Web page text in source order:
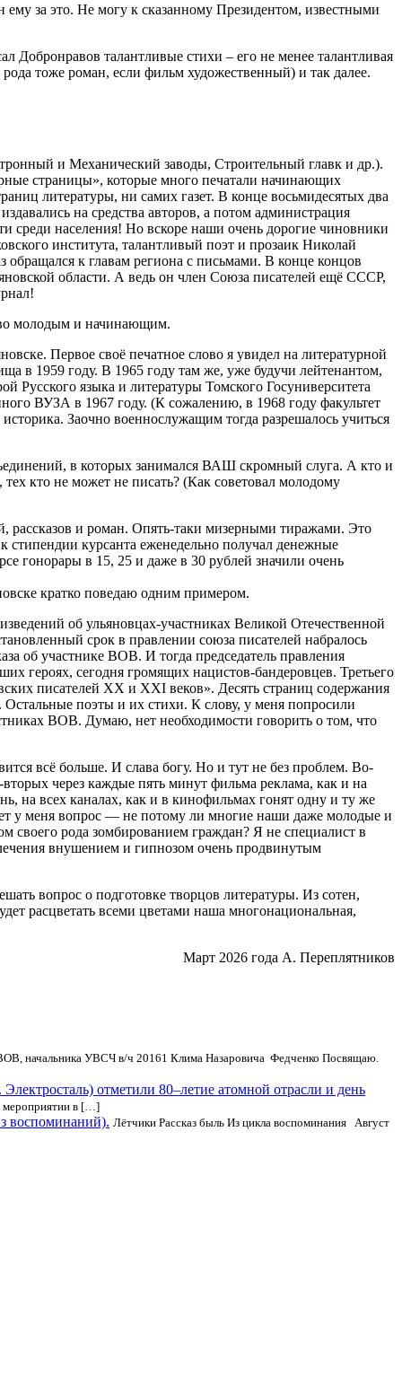
за это. Не могу к сказанному Президентом, известными
Добронравов талантливые стихи – его не менее талантливая
тоже роман, если фильм художественный) и так далее.
и Механический заводы, Строительный главк и др.).
страницы», которые много печатали начинающих
литературы, ни самих газет. В конце восьмидесятых два
на средства авторов, а потом администрация
среди населения! Но вскоре наши очень дорогие чиновники
института, талантливый поэт и прозаик Николай
обращался к главам региона с письмами. В конце концов
области. А ведь он член Союза писателей ещё СССР,
молодым и начинающим.
Первое своё печатное слово я увидел на литературной
в 1959 году. В 1965 году там же, уже будучи лейтенантом,
языка и литературы Томского Госуниверситета
ВУЗА в 1967 году. (К сожалению, в 1968 году факультет
Заочно военнослужащим тогда разрешалось учиться
в которых занимался ВАШ скромный слуга. А кто и
кто не может не писать? (Как советовал молодому
рассказов и роман. Опять-таки мизерными тиражами. Это
стипендии курсанта еженедельно получал денежные
гонорары в 15, 25 и даже в 30 рублей значили очень
кратко поведаю одним примером.
об ульяновцах-участниках Великой Отечественной
срок в правлении союза писателей набралось
об участнике ВОВ. И тогда председатель правления
героях, сегодня громящих нацистов-бандеровцев. Третьего
писателей ХХ и ХХI веков». Десять страниц содержания
Остальные поэты и их стихи. К слову, у меня попросили
ВОВ. Думаю, нет необходимости говорить о том, что
всё больше. И слава богу. Но и тут не без проблем. Во-
через каждые пять минут фильма реклама, как и на
на всех каналах, как и в кинофильмах гонят одну и ту же
у меня вопрос — не потому ли многие наши даже молодые и
своего рода зомбированием граждан? Я не специалист в
внушением и гипнозом очень продвинутым
вопрос о подготовке творцов литературы. Из сотен,
расцветать всеми цветами наша многонациональная,
Март 2026 года А. Переплятников
начальника УВСЧ в/ч 20161 Клима Назаровича Федченко Посвящаю.
отметили 80–летие атомной отрасли и день
мероприятии в […]
воспоминаний). Лётчики Рассказ быль Из цикла воспоминания Август